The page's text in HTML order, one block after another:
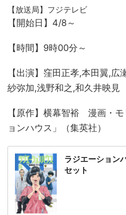
【放送局】フジテレビ
【開始日】4/8～
【時間】9時00分～
【出演】窪田正孝,本田翼,広
紗弥加,浅野和之,和久井映見
【原作】横幕智裕 漫画・
ョンハウス」（集英社）
ラジエーション
セット